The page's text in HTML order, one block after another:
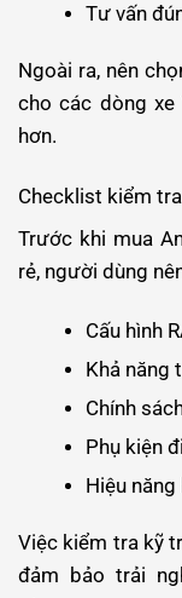
Tư vấn
Ngoài ra, nên
cho các dòng
hơn.
Checklist kiểm
Trước khi mua
rẻ, người dùng
Cấu hình
Khả năng
Chính
Phụ kiện
Hiệu
Việc kiểm tra kỹ
đảm bảo trải